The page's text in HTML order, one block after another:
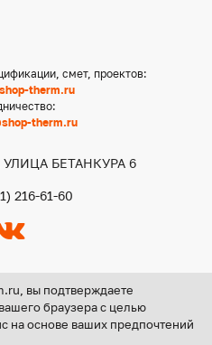
смет, проектов:
therm.ru
therm.ru
БЕТАНКУРА 6
216-61-60
«ЦЕНТР ГРУПП НН»
вы подтверждаете
браузера с целью
на основе ваших предпочтений